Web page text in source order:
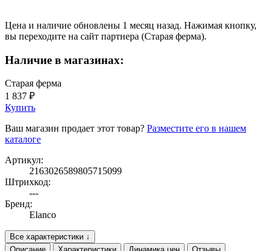
Цена и наличие обновлены 1 месяц назад. Нажимая кнопку,
вы переходите на сайт партнера (Старая ферма).
Наличие в магазинах:
Старая ферма
1 837 ₽
Купить
Ваш магазин продает этот товар? Разместите его в нашем
каталоге
Артикул:
2163026589805715099
Штрихкод:
---
Бренд:
Elanco
Все характеристики ↓